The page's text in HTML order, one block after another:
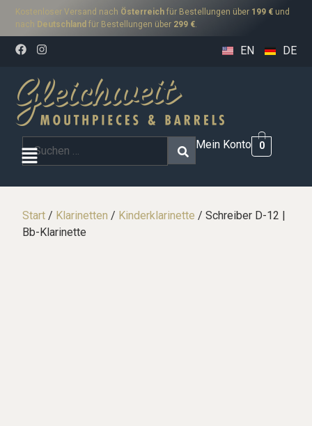
Kostenloser Versand nach Österreich für Bestellungen über 199 € und
nach Deutschland für Bestellungen über 299 €.
EN DE
Mein Konto 0
Start / Klarinetten / Kinderklarinette / Schreiber D-12 |
Bb-Klarinette